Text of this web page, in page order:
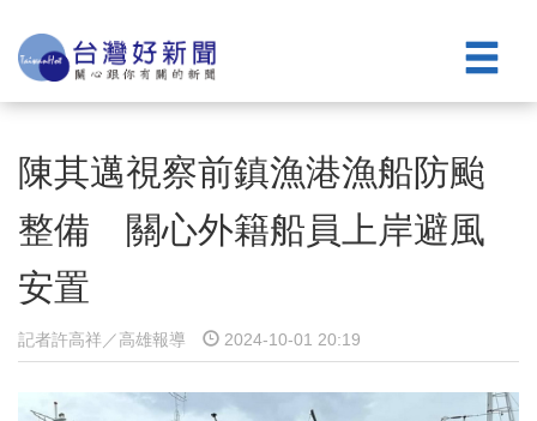
陳其邁視察前鎮漁港漁船防颱
整備 關心外籍船員上岸避風
安置
記者許高祥／高雄報導 2024-10-01 20:19